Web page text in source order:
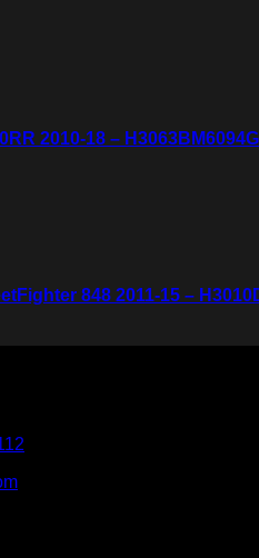
2010-18 – H3063BM6094G
848 2011-15 –